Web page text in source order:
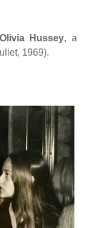
Olivia Hussey, a
1969).